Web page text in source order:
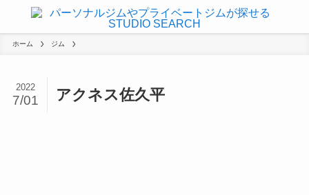
ホーム ジム
アクネス佐久平
2022
7/01